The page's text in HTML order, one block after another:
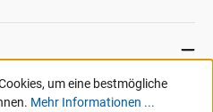
Allg. Verkaufsbedingungen
um eine bestmögliche
Mehr Informationen ...